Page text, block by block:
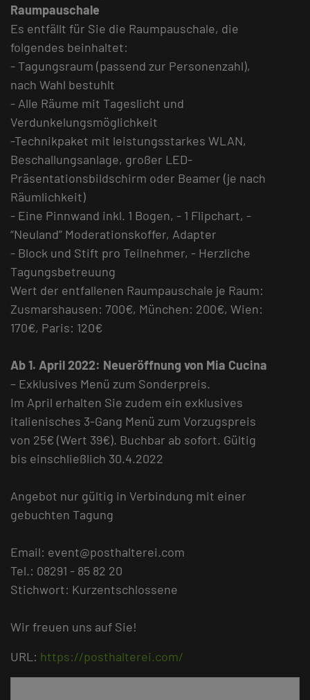
Raumpauschale
Es entfällt für Sie die Raumpauschale, die
folgendes beinhaltet:
- Tagungsraum (passend zur Personenzahl),
nach Wahl bestuhlt
- Alle Räume mit Tageslicht und
Verdunkelungsmöglichkeit
-Technikpaket mit leistungsstarkes WLAN,
Beschallungsanlage, großer LED-
Präsentationsbildschirm oder Beamer (je nach
Räumlichkeit)
- Eine Pinnwand inkl. 1 Bogen, - 1 Flipchart, -
“Neuland” Moderationskoffer, Adapter
- Block und Stift pro Teilnehmer, - Herzliche
Tagungsbetreuung
Wert der entfallenen Raumpauschale je Raum:
Zusmarshausen: 700€, München: 200€, Wien:
170€, Paris: 120€
Ab 1. April 2022: Neueröffnung von Mia Cucina
– Exklusives Menü zum Sonderpreis.
Im April erhalten Sie zudem ein exklusives
italienisches 3-Gang Menü zum Vorzugspreis
von 25€ (Wert 39€). Buchbar ab sofort. Gültig
bis einschließlich 30.4.2022
Angebot nur gültig in Verbindung mit einer
gebuchten Tagung
Email: event@posthalterei.com
Tel.: 08291 - 85 82 20
Stichwort: Kurzentschlossene
Wir freuen uns auf Sie!
URL: https://posthalterei.com/